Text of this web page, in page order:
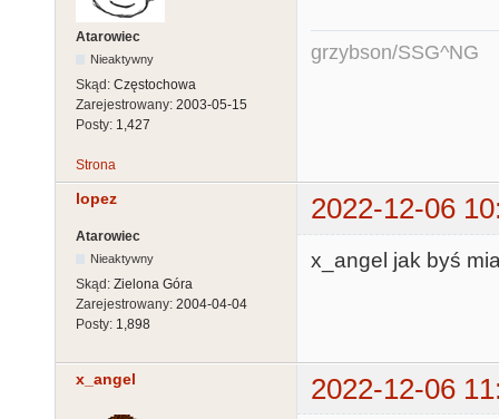
Atarowiec
Nieaktywny
Skąd: Częstochowa
Zarejestrowany: 2003-05-15
Posty: 1,427
grzybson/SSG^NG
Strona
lopez 2022-12-06
Atarowiec
Nieaktywny
Skąd: Zielona Góra
Zarejestrowany: 2004-04-04
Posty: 1,898
x_angel jak byś
x_angel 2022-12-06